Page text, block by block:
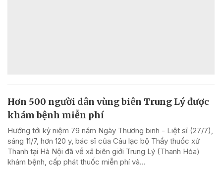
Hơn 500 người dân vùng biên Trung Lý được
khám bệnh miễn phí
Hướng tới kỷ niệm 79 năm Ngày Thương binh - Liệt sĩ (27/7),
sáng 11/7, hơn 120 y, bác sĩ của Câu lạc bộ Thầy thuốc xứ
Thanh tại Hà Nội đã về xã biên giới Trung Lý (Thanh Hóa)
khám bệnh, cấp phát thuốc miễn phí và...